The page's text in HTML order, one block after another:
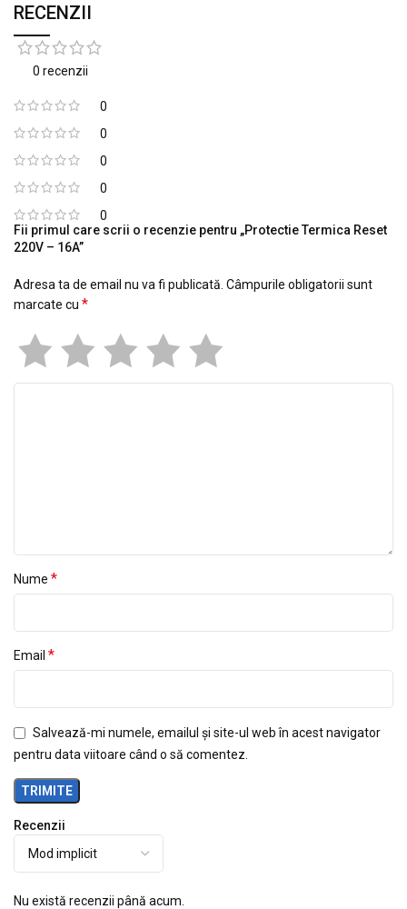
RECENZII
0 recenzii
0
0
0
0
0
Recenzii
Nu există recenzii până acum.
Fii primul care scrii o recenzie pentru „Protectie Termica Reset
220V – 16A”
Adresa ta de email nu va fi publicată. Câmpurile obligatorii sunt
marcate cu *
Nume *
Email *
Salvează-mi numele, emailul și site-ul web în acest navigator
pentru data viitoare când o să comentez.